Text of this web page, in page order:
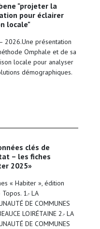
pour éclairer
locale"
2026.Une présentation
Omphale et de sa
locale pour analyser
démographiques.
– les fiches
2025»
« Habiter », édition
1.- LA
DE COMMUNES
LOIRÉTAINE 2.- LA
DE COMMUNES